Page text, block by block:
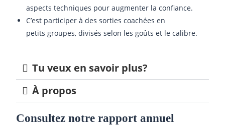
aspects techniques pour augmenter la confiance.
C’est participer à des sorties coachées en
petits groupes, divisés selon les goûts et le calibre.
Tu veux en savoir plus?
À propos
Consultez notre rapport annuel